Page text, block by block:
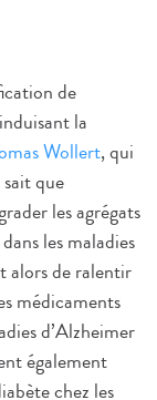
de
la
Wollert, qui
que
les agrégats
les maladies
alors de ralentir
médicaments
d’Alzheimer
également
chez les